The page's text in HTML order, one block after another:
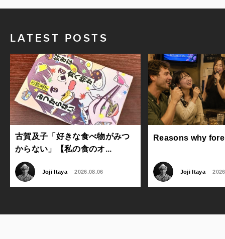
LATEST POSTS
古賀及子「好きな食べ物がみつ
からない」【私の食のオ...
Joji Itaya 2026.08.06
Reasons why
Joji Itaya